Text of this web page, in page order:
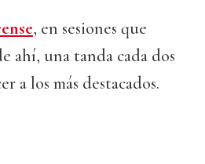
, en sesiones que
ahí, una tanda cada dos
a los más destacados.